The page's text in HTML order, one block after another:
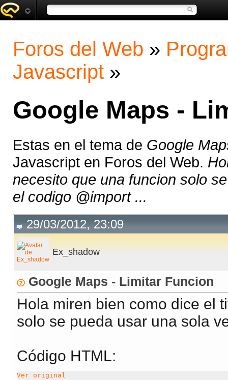
Foros del Web »
Javascript »
Google Maps -
Estas en el tema de Google
Javascript en Foros del Web.
necesito que una funcion solo
el codigo @import ...
29/03/2012, 23:09
Ex_shadow
Google Maps - Limitar Funcion
Hola miren bien como dice el
solo se pueda usar una sola
Código HTML:
Ver original